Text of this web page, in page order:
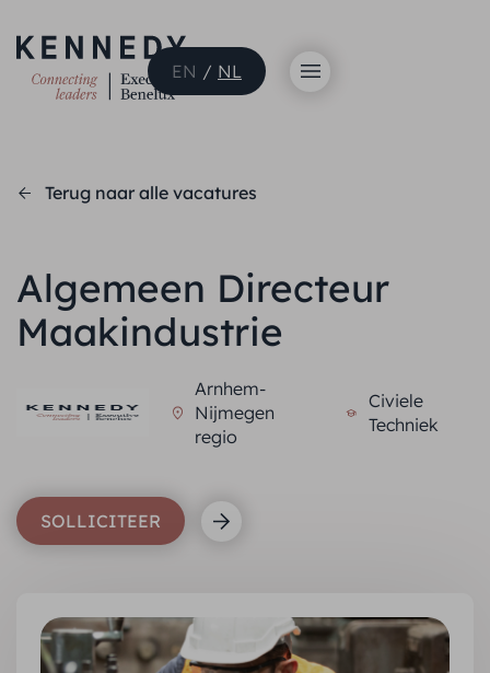
NL
EN /
Terug naar alle vacatures
Algemeen Directeur
Maakindustrie
Arnhem-
Nijmegen
regio
Civiele
Techniek
SOLLICITEER